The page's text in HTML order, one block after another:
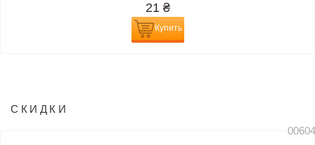
21 ₴
Купить
СКИДКИ